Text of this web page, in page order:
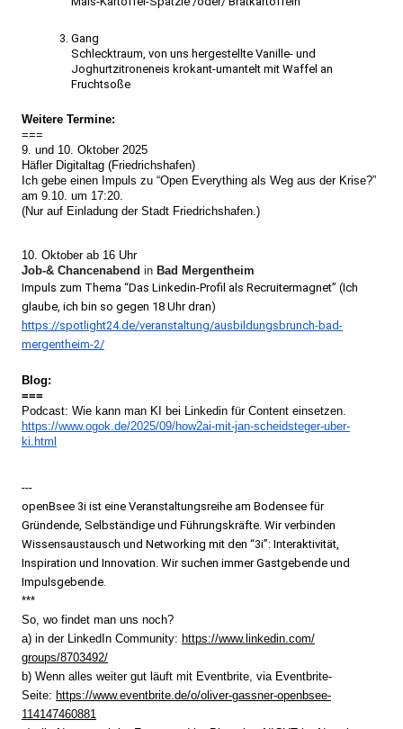
Gang
Schlecktraum, von uns hergestellte Vanille- und
Joghurtzitroneneis krokant-umantelt mit Waffel an
Fruchtsoße
Weitere Termine:
===
9. und 10. Oktober 2025
Häfler Digitaltag (Friedrichshafen)
Ich gebe einen Impuls zu “Open Everything als Weg aus der Krise?”
am 9.10. um 17:20.
(Nur auf Einladung der Stadt Friedrichshafen.)
10. Oktober ab 16 Uhr
Job-& Chancenabend in Bad Mergentheim
Impuls zum Thema “Das Linkedin-Profil als Recruitermagnet” (Ich
glaube, ich bin so gegen 18 Uhr dran)
https://spotlight24.de/veranstaltung/ausbildungsbrunch-bad-
mergentheim-2/
Blog:
===
Podcast: Wie kann man KI bei Linkedin für Content einsetzen.
https://www.ogok.de/2025/09/how2ai-mit-jan-scheidsteger-uber-
ki.html
---
openBsee 3i ist eine Veranstaltungsreihe am Bodensee für
Gründende, Selbständige und Führungskräfte. Wir verbinden
Wissensaustausch und Networking mit den “3i”: Interaktivität,
Inspiration und Innovation. Wir suchen immer Gastgebende und
Impulsgebende.
***
So, wo findet man uns noch?
a) in der LinkedIn Community: https://www.linkedin.com/
groups/8703492/
b) Wenn alles weiter gut läuft mit Eventbrite, via Eventbrite-
Seite: https://www.eventbrite.de/o/oliver-gassner-openbsee-
114147460881